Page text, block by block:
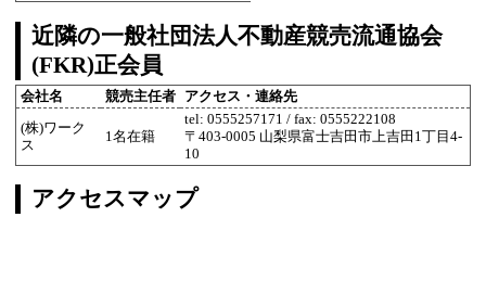
近隣の一般社団法人不動産競売流通協会
(FKR)正会員
会社名 競売主任者 アクセス・連絡先
(株)ワーク
ス
1名在籍
tel: 0555257171 / fax: 0555222108
〒403-0005 山梨県富士吉田市上吉田1丁目4-
10
アクセスマップ